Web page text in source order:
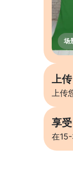
上传
上
享受
在